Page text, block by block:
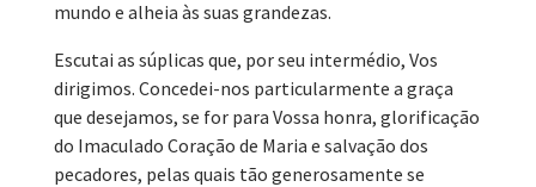
mundo e alheia às suas grandezas.
Escutai as súplicas que, por seu intermédio, Vos
dirigimos. Concedei-nos particularmente a graça
que desejamos, se for para Vossa honra, glorificação
do Imaculado Coração de Maria e salvação dos
pecadores, pelas quais tão generosamente se